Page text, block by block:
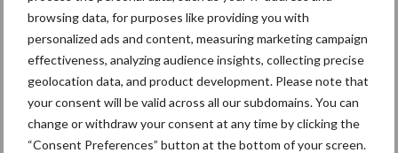
browsing data, for purposes like providing you with
personalized ads and content, measuring marketing campaign
effectiveness, analyzing audience insights, collecting precise
geolocation data, and product development. Please note that
your consent will be valid across all our subdomains. You can
change or withdraw your consent at any time by clicking the
“Consent Preferences” button at the bottom of your screen.
Meer lezen over:
Maak uw keuze